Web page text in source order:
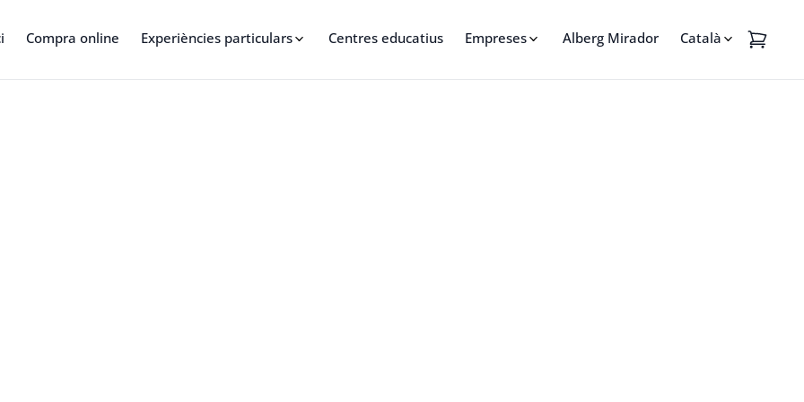
Compra online Experiències particulars Centres educatius Empreses Alberg Mirador Català